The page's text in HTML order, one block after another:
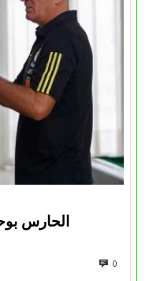
الحارس
0